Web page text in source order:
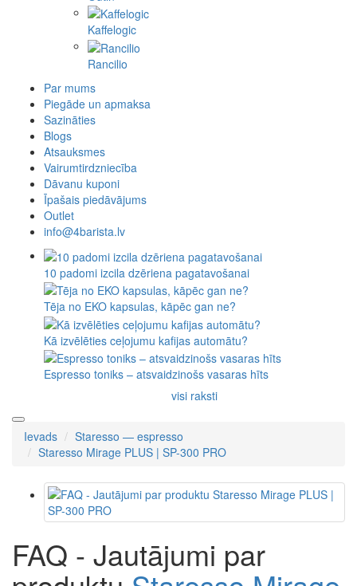
Kaffelogic
Rancilio
Par mums
Piegāde un apmaksa
Sazināties
Blogs
Atsauksmes
Vairumtirdzniecība
Dāvanu kuponi
Īpašais piedāvājums
Outlet
info@4barista.lv
10 padomi izcila dzēriena pagatavošanai
Tēja no EKO kapsulas, kāpēc gan ne?
Kā izvēlēties ceļojumu kafijas automātu?
Espresso toniks – atsvaidzinošs vasaras hīts
visi raksti
Ievads
Staresso — espresso
Staresso Mirage PLUS | SP-300 PRO
FAQ - Jautājumi par